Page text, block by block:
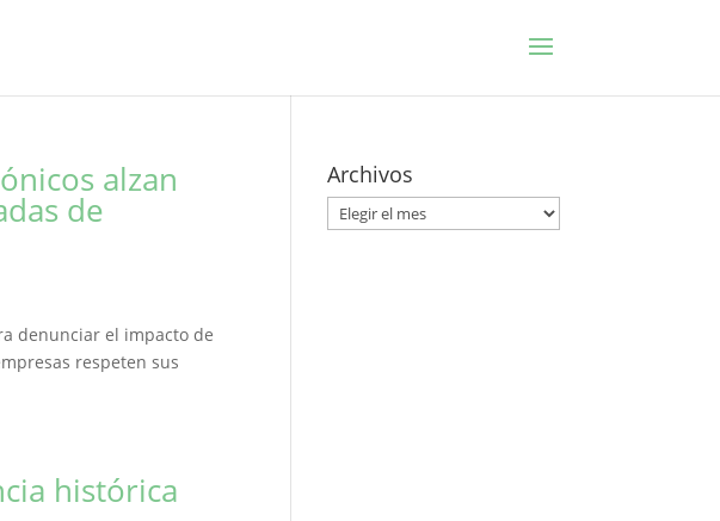
alzan
de
denunciar el impacto de
respeten sus
histórica
Archivos
Archivos